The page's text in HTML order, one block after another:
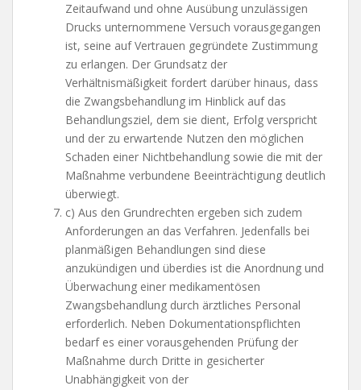
Zeitaufwand und ohne Ausübung unzulässigen
Drucks unternommene Versuch vorausgegangen
ist, seine auf Vertrauen gegründete Zustimmung
zu erlangen. Der Grundsatz der
Verhältnismäßigkeit fordert darüber hinaus, dass
die Zwangsbehandlung im Hinblick auf das
Behandlungsziel, dem sie dient, Erfolg verspricht
und der zu erwartende Nutzen den möglichen
Schaden einer Nichtbehandlung sowie die mit der
Maßnahme verbundene Beeinträchtigung deutlich
überwiegt.
c) Aus den Grundrechten ergeben sich zudem
Anforderungen an das Verfahren. Jedenfalls bei
planmäßigen Behandlungen sind diese
anzukündigen und überdies ist die Anordnung und
Überwachung einer medikamentösen
Zwangsbehandlung durch ärztliches Personal
erforderlich. Neben Dokumentationspflichten
bedarf es einer vorausgehenden Prüfung der
Maßnahme durch Dritte in gesicherter
Unabhängigkeit von der